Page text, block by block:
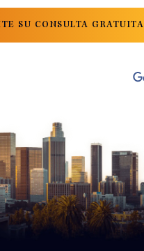
SU CONSULTA GRATUITA